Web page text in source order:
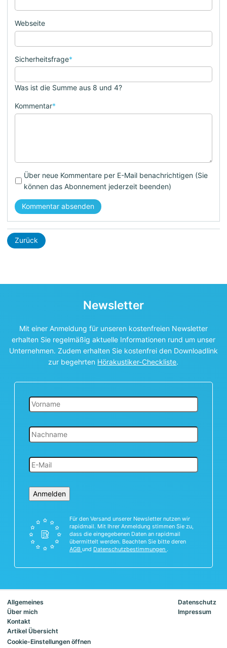
Webseite
Sicherheitsfrage*
Was ist die Summe aus 8 und 4?
Kommentar*
Über neue Kommentare per E-Mail benachrichtigen (Sie
können das Abonnement jederzeit beenden)
Kommentar absenden
Zurück
Newsletter
Mit einer Anmeldung für unseren kostenfreien Newsletter
erhalten Sie regelmäßig aktuelle Informationen rund um unser
Unternehmen. Zudem erhalten Sie kostenfrei den Downloadlink
zur begehrten Hörakustiker-Checkliste.
Anmelden
Für den Versand unserer Newsletter nutzen wir
rapidmail. Mit Ihrer Anmeldung stimmen Sie zu,
dass die eingegebenen Daten an rapidmail
übermittelt werden. Beachten Sie bitte deren
AGB und Datenschutzbestimmungen .
Allgemeines
Über mich
Kontakt
Artikel Übersicht
Datenschutz
Impressum
Cookie-Einstellungen öffnen